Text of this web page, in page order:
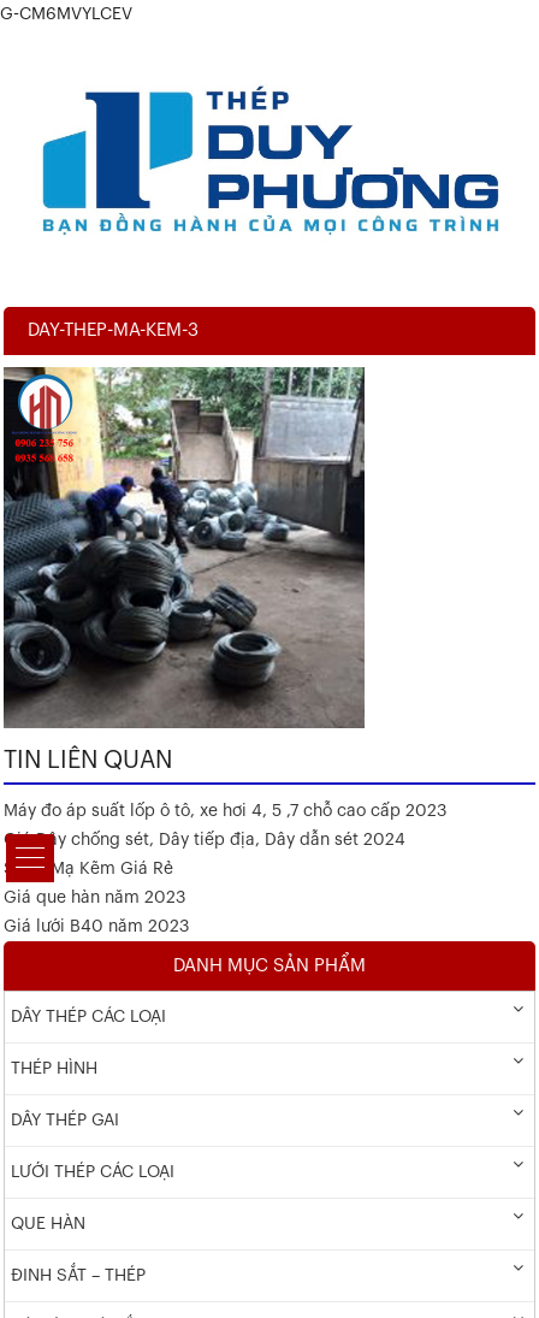
G-CM6MVYLCEV
DAY-THEP-MA-KEM-3
TIN LIÊN QUAN
Máy đo áp suất lốp ô tô, xe hơi 4, 5 ,7 chỗ cao cấp 2023
Giá Dây chống sét, Dây tiếp địa, Dây dẫn sét 2024
Sắt V Mạ Kẽm Giá Rẻ
Giá que hàn năm 2023
Giá lưới B40 năm 2023
DANH MỤC SẢN PHẨM
DÂY THÉP CÁC LOẠI
THÉP HÌNH
DÂY THÉP GAI
LƯỚI THÉP CÁC LOẠI
QUE HÀN
ĐINH SẮT – THÉP